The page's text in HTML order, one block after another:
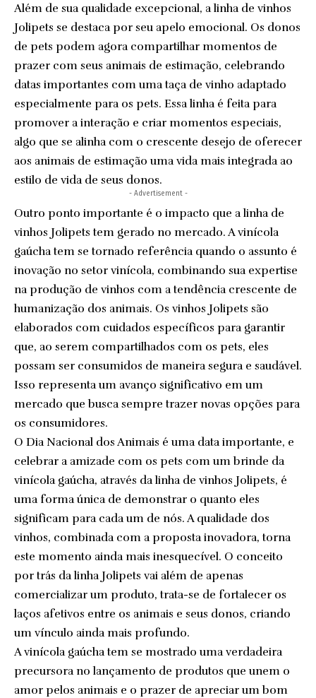
Além de sua qualidade excepcional, a linha de vinhos
Jolipets se destaca por seu apelo emocional. Os donos
de pets podem agora compartilhar momentos de
prazer com seus animais de estimação, celebrando
datas importantes com uma taça de vinho adaptado
especialmente para os pets. Essa linha é feita para
promover a interação e criar momentos especiais,
algo que se alinha com o crescente desejo de oferecer
aos animais de estimação uma vida mais integrada ao
estilo de vida de seus donos.
- Advertisement -
Outro ponto importante é o impacto que a linha de
vinhos Jolipets tem gerado no mercado. A vinícola
gaúcha tem se tornado referência quando o assunto é
inovação no setor vinícola, combinando sua expertise
na produção de vinhos com a tendência crescente de
humanização dos animais. Os vinhos Jolipets são
elaborados com cuidados específicos para garantir
que, ao serem compartilhados com os pets, eles
possam ser consumidos de maneira segura e saudável.
Isso representa um avanço significativo em um
mercado que busca sempre trazer novas opções para
os consumidores.
O Dia Nacional dos Animais é uma data importante, e
celebrar a amizade com os pets com um brinde da
vinícola gaúcha, através da linha de vinhos Jolipets, é
uma forma única de demonstrar o quanto eles
significam para cada um de nós. A qualidade dos
vinhos, combinada com a proposta inovadora, torna
este momento ainda mais inesquecível. O conceito
por trás da linha Jolipets vai além de apenas
comercializar um produto, trata-se de fortalecer os
laços afetivos entre os animais e seus donos, criando
um vínculo ainda mais profundo.
A vinícola gaúcha tem se mostrado uma verdadeira
precursora no lançamento de produtos que unem o
amor pelos animais e o prazer de apreciar um bom